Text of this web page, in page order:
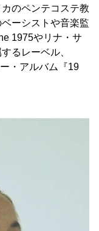
のペンテコステ教
ーシストや音楽監
1975やリナ・サ
るレーベル、
・アルバム『19